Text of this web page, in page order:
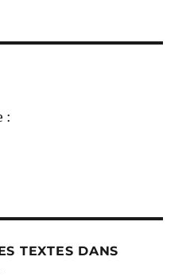
:
TEXTES DANS